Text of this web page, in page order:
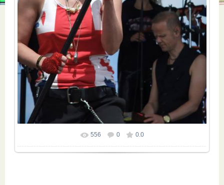
Размер фотографии: 600x800
556 0 0.0